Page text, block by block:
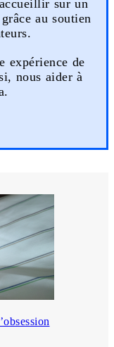
sur un
au soutien
expérience de
nous aider à